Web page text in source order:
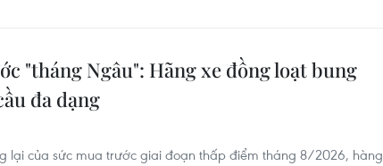
"tháng Ngâu": Hãng xe đồng loạt bung
đa dạng
lại của sức mua trước giai đoạn thấp điểm tháng 8/2026, hàng